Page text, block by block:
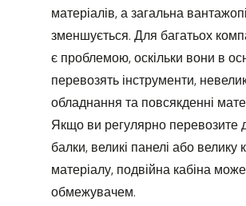
матеріалів, а загальна
зменшується. Для багатьох
є проблемою, оскільки вони в
перевозять інструменти,
обладнання та повсякденні
Якщо ви регулярно перевозите
балки, великі панелі або велику
матеріалу, подвійна кабіна
обмежувачем.